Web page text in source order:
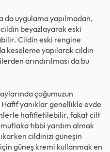
uygulama yapılmadan,
beyazlayarak eski
Cildin eski rengine
keseleme yapılarak cildin
arındırılması da bu
çoğumuzun
Hafif yanıklar genellikle evde
hafifletilebilir, fakat cilt
tıbbi yardım almak
cildinizi güneşin
güneş kremi kullanmak en